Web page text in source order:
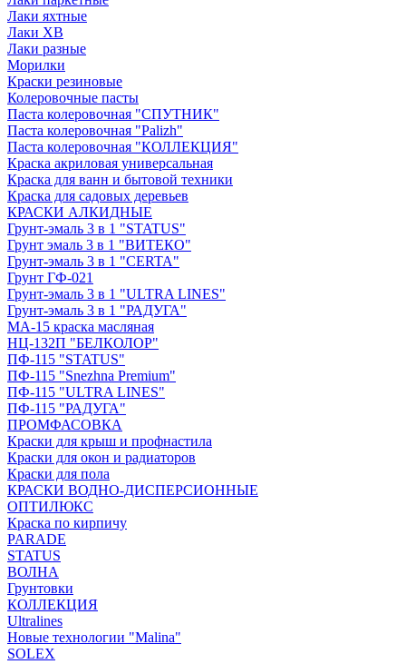
Лаки яхтные
Лаки ХВ
Лаки разные
Морилки
Краски резиновые
Колеровочные пасты
Паста колеровочная "СПУТНИК"
Паста колеровочная "Palizh"
Паста колеровочная "КОЛЛЕКЦИЯ"
Краска акриловая универсальная
Краска для ванн и бытовой техники
Краска для садовых деревьев
КРАСКИ АЛКИДНЫЕ
Грунт-эмаль 3 в 1 "STATUS"
Грунт эмаль 3 в 1 "ВИТЕКО"
Грунт-эмаль 3 в 1 "CERTA"
Грунт ГФ-021
Грунт-эмаль 3 в 1 "ULTRA LINES"
Грунт-эмаль 3 в 1 "РАДУГА"
МА-15 краска масляная
НЦ-132П "БЕЛКОЛОР"
ПФ-115 "STATUS"
ПФ-115 "Snezhna Premium"
ПФ-115 "ULTRA LINES"
ПФ-115 "РАДУГА"
ПРОМФАСОВКА
Краски для крыш и профнастила
Краски для окон и радиаторов
Краски для пола
КРАСКИ ВОДНО-ДИСПЕРСИОННЫЕ
ОПТИЛЮКС
Краска по кирпичу
PARADE
STATUS
ВОЛНА
Грунтовки
КОЛЛЕКЦИЯ
Ultralines
Новые технологии "Malina"
SOLEX